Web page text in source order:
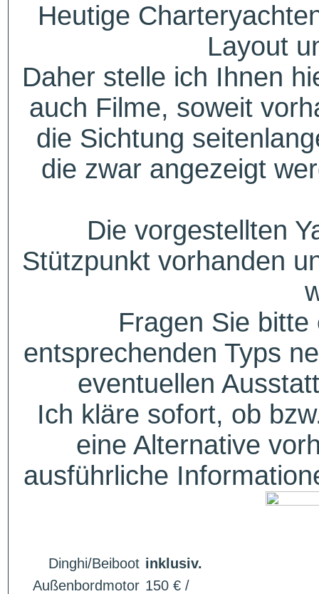
Heutige
Layout
Daher stelle ich Ihnen
auch Filme, soweit
die Sichtung
die zwar angezeigt
Die vorgestellten
Stützpunkt vorhanden
Fragen Sie
entsprechenden Typs
eventuellen
Ich kläre sofort, ob
eine Alternative
ausführliche
Dinghi/Beiboot inklusiv.
Außenbordmotor 150 € /